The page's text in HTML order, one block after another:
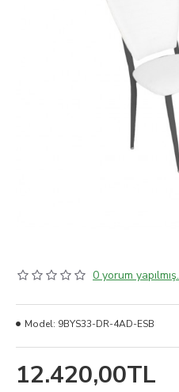
0 yorum yapılmış.
12.420,00TL
Model: 9BYS33-DR-4AD-ESB